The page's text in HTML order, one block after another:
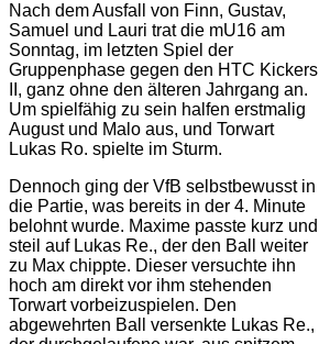
Nach dem Ausfall von Finn, Gustav,
Samuel und Lauri trat die mU16 am
Sonntag, im letzten Spiel der
Gruppenphase gegen den HTC Kickers
II, ganz ohne den älteren Jahrgang an.
Um spielfähig zu sein halfen erstmalig
August und Malo aus, und Torwart
Lukas Ro. spielte im Sturm.
Dennoch ging der VfB selbstbewusst in
die Partie, was bereits in der 4. Minute
belohnt wurde. Maxime passte kurz und
steil auf Lukas Re., der den Ball weiter
zu Max chippte. Dieser versuchte ihn
hoch am direkt vor ihm stehenden
Torwart vorbeizuspielen. Den
abgewehrten Ball versenkte Lukas Re.,